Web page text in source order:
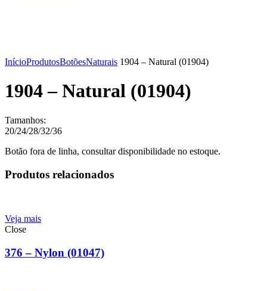
InícioProdutosBotõesNaturais 1904 – Natural (01904)
1904 – Natural (01904)
Tamanhos:
20/24/28/32/36
Botão fora de linha, consultar disponibilidade no estoque.
Produtos relacionados
Veja mais
Close
376 – Nylon (01047)